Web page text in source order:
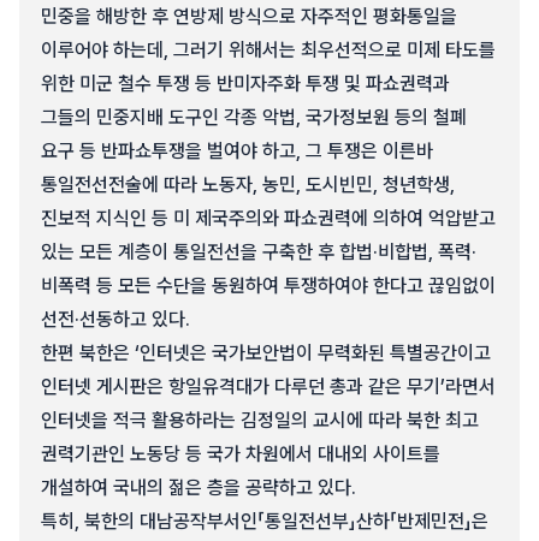
민중을 해방한 후 연방제 방식으로 자주적인 평화통일을
이루어야 하는데, 그러기 위해서는 최우선적으로 미제 타도를
위한 미군 철수 투쟁 등 반미자주화 투쟁 및 파쇼권력과
그들의 민중지배 도구인 각종 악법, 국가정보원 등의 철폐
요구 등 반파쇼투쟁을 벌여야 하고, 그 투쟁은 이른바
통일전선전술에 따라 노동자, 농민, 도시빈민, 청년학생,
진보적 지식인 등 미 제국주의와 파쇼권력에 의하여 억압받고
있는 모든 계층이 통일전선을 구축한 후 합법·비합법, 폭력·
비폭력 등 모든 수단을 동원하여 투쟁하여야 한다고 끊임없이
선전·선동하고 있다.
한편 북한은 ‘인터넷은 국가보안법이 무력화된 특별공간이고
인터넷 게시판은 항일유격대가 다루던 총과 같은 무기’라면서
인터넷을 적극 활용하라는 김정일의 교시에 따라 북한 최고
권력기관인 노동당 등 국가 차원에서 대내외 사이트를
개설하여 국내의 젊은 층을 공략하고 있다.
특히, 북한의 대남공작부서인「통일전선부」산하「반제민전」은